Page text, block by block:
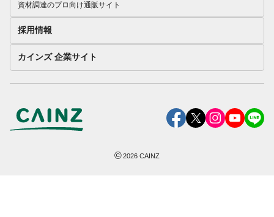
資材調達のプロ向け通販サイト
採用情報
カインズ 企業サイト
©2026 CAINZ